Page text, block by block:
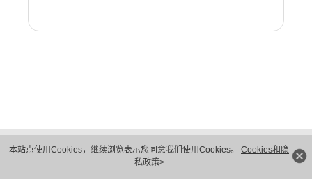
本站点使用Cookies，继续浏览表示您同意我们使用Cookies。 Cookies和隐
私政策>
隐私保护
法律声明